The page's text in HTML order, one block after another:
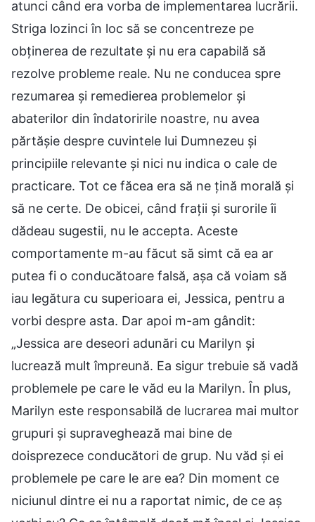
atunci când era vorba de implementarea lucrării.
Striga lozinci în loc să se concentreze pe
obținerea de rezultate și nu era capabilă să
rezolve probleme reale. Nu ne conducea spre
rezumarea și remedierea problemelor și
abaterilor din îndatoririle noastre, nu avea
părtășie despre cuvintele lui Dumnezeu și
principiile relevante și nici nu indica o cale de
practicare. Tot ce făcea era să ne țină morală și
să ne certe. De obicei, când frații și surorile îi
dădeau sugestii, nu le accepta. Aceste
comportamente m-au făcut să simt că ea ar
putea fi o conducătoare falsă, așa că voiam să
iau legătura cu superioara ei, Jessica, pentru a
vorbi despre asta. Dar apoi m-am gândit:
„Jessica are deseori adunări cu Marilyn și
lucrează mult împreună. Ea sigur trebuie să vadă
problemele pe care le văd eu la Marilyn. În plus,
Marilyn este responsabilă de lucrarea mai multor
grupuri și supraveghează mai bine de
doisprezece conducători de grup. Nu văd și ei
problemele pe care le are ea? Din moment ce
niciunul dintre ei nu a raportat nimic, de ce aș